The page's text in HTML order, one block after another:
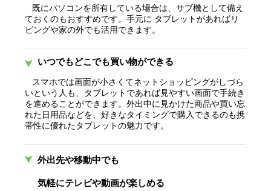
既にパソコンを所有している場合は、サブ機として備え
ておくのもおすすめです。手元に タブレットがあればリ
ビングや家の外でも活用できます。
いつでもどこでも買い物ができる
スマホでは画面が小さくてネットショッピングがしづら
いという人も、タブレットであれば見やすい画面で手続き
を進めることができます。外出中に見かけた商品や買い忘
れた日用品などを、好きなタイミングで購入できるのも携
帯性に優れたタブレットの魅力です。
外出先や移動中でも
気軽にテレビや動画が楽しめる